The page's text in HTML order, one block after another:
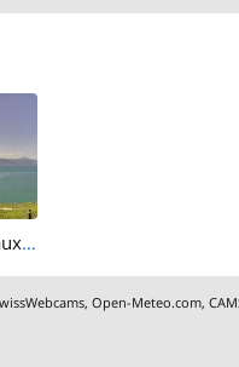
Bourg-en-Lavaux › South: Lake Geneva
,Open-Meteo.com,